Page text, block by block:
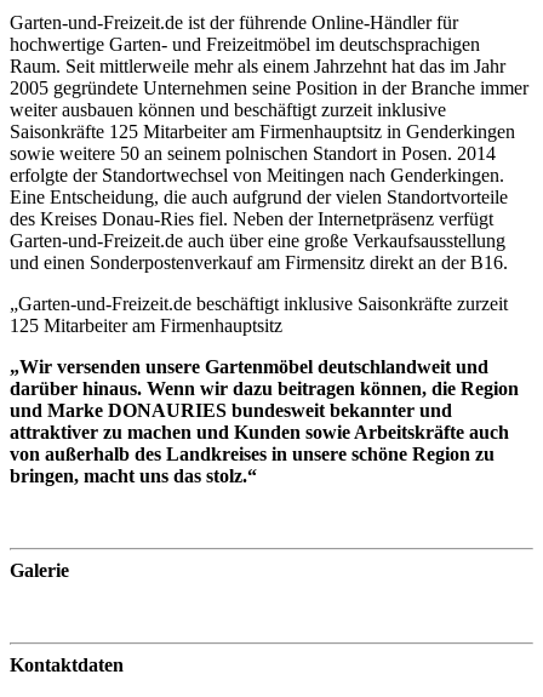
Garten-und-Freizeit.de ist der führende Online-Händler für
hochwertige Garten- und Freizeitmöbel im deutschsprachigen
Raum. Seit mittlerweile mehr als einem Jahrzehnt hat das im Jahr
2005 gegründete Unternehmen seine Position in der Branche immer
weiter ausbauen können und beschäftigt zurzeit inklusive
Saisonkräfte 125 Mitarbeiter am Firmenhauptsitz in Genderkingen
sowie weitere 50 an seinem polnischen Standort in Posen. 2014
erfolgte der Standortwechsel von Meitingen nach Genderkingen.
Eine Entscheidung, die auch aufgrund der vielen Standortvorteile
des Kreises Donau-Ries fiel. Neben der Internetpräsenz verfügt
Garten-und-Freizeit.de auch über eine große Verkaufsausstellung
und einen Sonderpostenverkauf am Firmensitz direkt an der B16.
„Garten-und-Freizeit.de beschäftigt inklusive Saisonkräfte zurzeit
125 Mitarbeiter am Firmenhauptsitz
„Wir versenden unsere Gartenmöbel deutschlandweit und
darüber hinaus. Wenn wir dazu beitragen können, die Region
und Marke DONAURIES bundesweit bekannter und
attraktiver zu machen und Kunden sowie Arbeitskräfte auch
von außerhalb des Landkreises in unsere schöne Region zu
bringen, macht uns das stolz.“
Galerie
Kontaktdaten